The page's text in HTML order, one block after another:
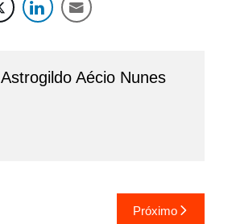
Astrogildo Aécio Nunes
Próximo